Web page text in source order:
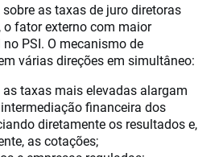
sobre as taxas de juro diretoras
o fator externo com maior
PSI. O mecanismo de
várias direções em simultâneo:
taxas mais elevadas alargam
financeira dos
diretamente os resultados e,
as cotações;